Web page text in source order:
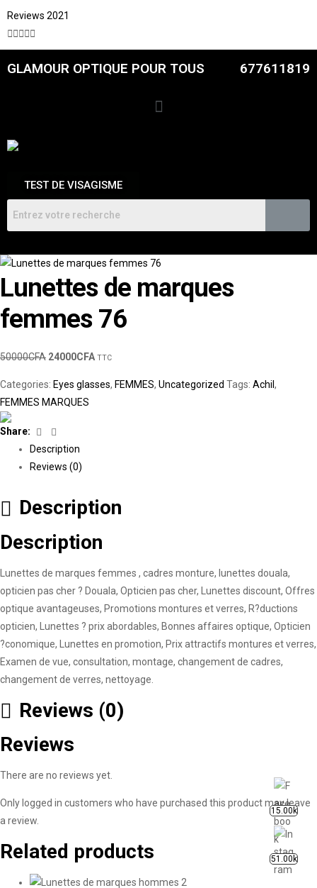
Reviews 2021

GLAMOUR OPTIQUE POUR TOUS 677611819
TEST DE VISAGISME
Lunettes de marques
femmes 76
50000CFA 24000CFA TTC
Categories: Eyes glasses, FEMMES, Uncategorized Tags: Achil ,
FEMMES MARQUES
Share: Facebook
Description
Reviews (0)
Description
Description
Lunettes de marques femmes , cadres monture, lunettes douala,
opticien pas cher ? Douala, Opticien pas cher, Lunettes discount, Offres
optique avantageuses, Promotions montures et verres, R?ductions
opticien, Lunettes ? prix abordables, Bonnes affaires optique, Opticien
?conomique, Lunettes en promotion, Prix attractifs montures et verres,
Examen de vue, consultation, montage, changement de cadres,
changement de verres, nettoyage.
Reviews (0)
Reviews
There are no reviews yet.
Only logged in customers who have purchased this product may leave
a review.
Related products
15.00k
51.00k